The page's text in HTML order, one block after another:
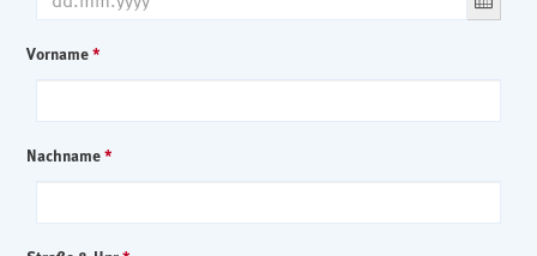
Vorname*
Nachname*